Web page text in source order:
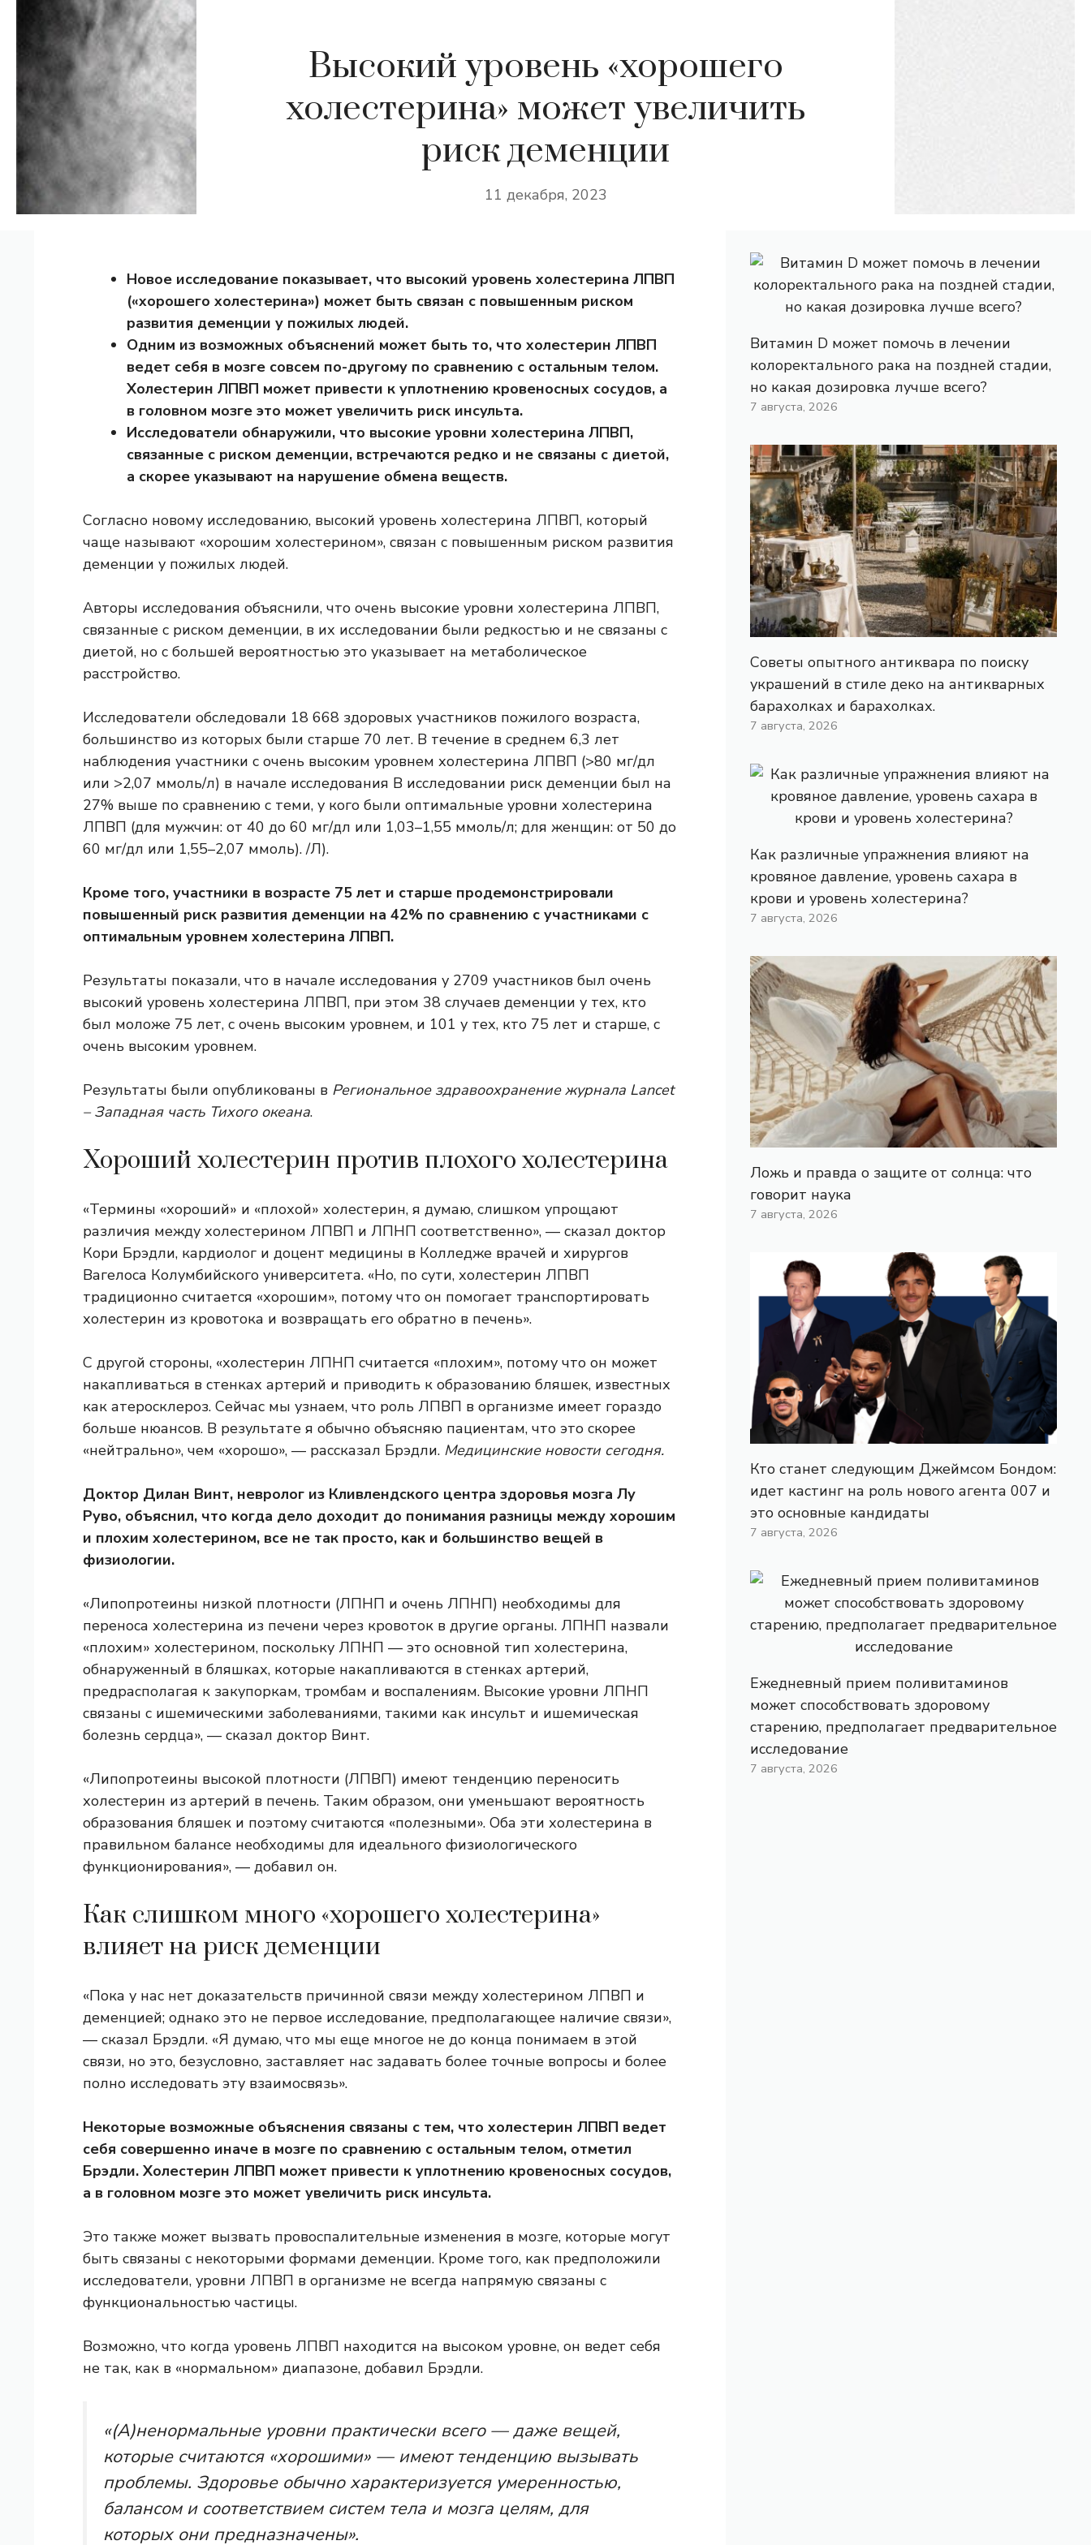
Высокий уровень «хорошего
холестерина» может увеличить
риск деменции
11 декабря, 2023
Новое исследование показывает, что высокий уровень холестерина ЛПВП
(«хорошего холестерина») может быть связан с повышенным риском
развития деменции у пожилых людей.
Одним из возможных объяснений может быть то, что холестерин ЛПВП
ведет себя в мозге совсем по-другому по сравнению с остальным телом.
Холестерин ЛПВП может привести к уплотнению кровеносных сосудов, а
в головном мозге это может увеличить риск инсульта.
Исследователи обнаружили, что высокие уровни холестерина ЛПВП,
связанные с риском деменции, встречаются редко и не связаны с диетой,
а скорее указывают на нарушение обмена веществ.
Согласно новому исследованию, высокий уровень холестерина ЛПВП, который
чаще называют «хорошим холестерином», связан с повышенным риском развития
деменции у пожилых людей.
Авторы исследования объяснили, что очень высокие уровни холестерина ЛПВП,
связанные с риском деменции, в их исследовании были редкостью и не связаны с
диетой, но с большей вероятностью это указывает на метаболическое
расстройство.
Исследователи обследовали 18 668 здоровых участников пожилого возраста,
большинство из которых были старше 70 лет. В течение в среднем 6,3 лет
наблюдения участники с очень высоким уровнем холестерина ЛПВП (>80 мг/дл
или >2,07 ммоль/л) в начале исследования В исследовании риск деменции был на
27% выше по сравнению с теми, у кого были оптимальные уровни холестерина
ЛПВП (для мужчин: от 40 до 60 мг/дл или 1,03–1,55 ммоль/л; для женщин: от 50 до
60 мг/дл или 1,55–2,07 ммоль). /Л).
Кроме того, участники в возрасте 75 лет и старше продемонстрировали
повышенный риск развития деменции на 42% по сравнению с участниками с
оптимальным уровнем холестерина ЛПВП.
Результаты показали, что в начале исследования у 2709 участников был очень
высокий уровень холестерина ЛПВП, при этом 38 случаев деменции у тех, кто
был моложе 75 лет, с очень высоким уровнем, и 101 у тех, кто 75 лет и старше, с
очень высоким уровнем.
Результаты были опубликованы в Региональное здравоохранение журнала Lancet
– Западная часть Тихого океана.
Хороший холестерин против плохого холестерина
«Термины «хороший» и «плохой» холестерин, я думаю, слишком упрощают
различия между холестерином ЛПВП и ЛПНП соответственно», — сказал доктор
Кори Брэдли, кардиолог и доцент медицины в Колледже врачей и хирургов
Вагелоса Колумбийского университета. «Но, по сути, холестерин ЛПВП
традиционно считается «хорошим», потому что он помогает транспортировать
холестерин из кровотока и возвращать его обратно в печень».
С другой стороны, «холестерин ЛПНП считается «плохим», потому что он может
накапливаться в стенках артерий и приводить к образованию бляшек, известных
как атеросклероз. Сейчас мы узнаем, что роль ЛПВП в организме имеет гораздо
больше нюансов. В результате я обычно объясняю пациентам, что это скорее
«нейтрально», чем «хорошо», — рассказал Брэдли. Медицинские новости сегодня.
Доктор Дилан Винт, невролог из Кливлендского центра здоровья мозга Лу
Руво, объяснил, что когда дело доходит до понимания разницы между хорошим
и плохим холестерином, все не так просто, как и большинство вещей в
физиологии.
«Липопротеины низкой плотности (ЛПНП и очень ЛПНП) необходимы для
переноса холестерина из печени через кровоток в другие органы. ЛПНП назвали
«плохим» холестерином, поскольку ЛПНП — это основной тип холестерина,
обнаруженный в бляшках, которые накапливаются в стенках артерий,
предрасполагая к закупоркам, тромбам и воспалениям. Высокие уровни ЛПНП
связаны с ишемическими заболеваниями, такими как инсульт и ишемическая
болезнь сердца», — сказал доктор Винт.
«Липопротеины высокой плотности (ЛПВП) имеют тенденцию переносить
холестерин из артерий в печень. Таким образом, они уменьшают вероятность
образования бляшек и поэтому считаются «полезными». Оба эти холестерина в
правильном балансе необходимы для идеального физиологического
функционирования», — добавил он.
Как слишком много «хорошего холестерина»
влияет на риск деменции
«Пока у нас нет доказательств причинной связи между холестерином ЛПВП и
деменцией; однако это не первое исследование, предполагающее наличие связи»,
— сказал Брэдли. «Я думаю, что мы еще многое не до конца понимаем в этой
связи, но это, безусловно, заставляет нас задавать более точные вопросы и более
полно исследовать эту взаимосвязь».
Некоторые возможные объяснения связаны с тем, что холестерин ЛПВП ведет
себя совершенно иначе в мозге по сравнению с остальным телом, отметил
Брэдли. Холестерин ЛПВП может привести к уплотнению кровеносных сосудов,
а в головном мозге это может увеличить риск инсульта.
Это также может вызвать провоспалительные изменения в мозге, которые могут
быть связаны с некоторыми формами деменции. Кроме того, как предположили
исследователи, уровни ЛПВП в организме не всегда напрямую связаны с
функциональностью частицы.
Возможно, что когда уровень ЛПВП находится на высоком уровне, он ведет себя
не так, как в «нормальном» диапазоне, добавил Брэдли.
«(А)ненормальные уровни практически всего — даже вещей,
которые считаются «хорошими» — имеют тенденцию вызывать
проблемы. Здоровье обычно характеризуется умеренностью,
балансом и соответствием систем тела и мозга целям, для
которых они предназначены».
Витамин D может помочь в лечении
колоректального рака на поздней стадии,
но какая дозировка лучше всего?
7 августа, 2026
Советы опытного антиквара по поиску
украшений в стиле деко на антикварных
барахолках и барахолках.
7 августа, 2026
Как различные упражнения влияют на
кровяное давление, уровень сахара в
крови и уровень холестерина?
7 августа, 2026
Ложь и правда о защите от солнца: что
говорит наука
7 августа, 2026
Кто станет следующим Джеймсом Бондом:
идет кастинг на роль нового агента 007 и
это основные кандидаты
7 августа, 2026
Ежедневный прием поливитаминов
может способствовать здоровому
старению, предполагает предварительное
исследование
7 августа, 2026